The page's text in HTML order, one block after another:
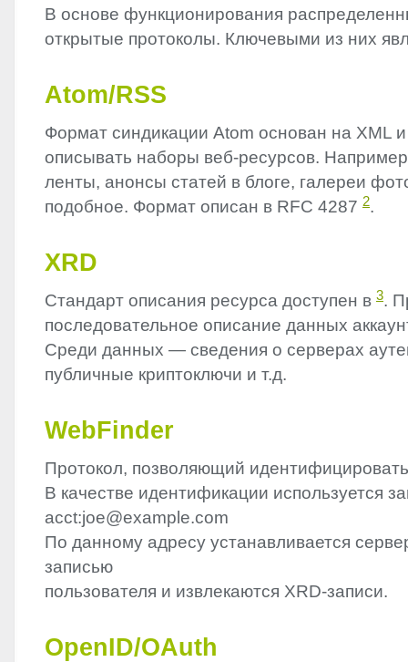
В основе функционирования
открытые протоколы. Ключевыми из них
Atom/RSS
Формат синдикации Atom основан на XML
описывать наборы веб-ресурсов.
ленты, анонсы статей в блоге, галереи
подобное. Формат описан в RFC 4287 2.
XRD
Стандарт описания ресурса доступен в 3.
последовательное описание данных
Среди данных — сведения о серверах
публичные криптоключи и т.д.
WebFinder
Протокол, позволяющий
В качестве идентификации используется
acct:joe@example.com
По данному адресу устанавливается
записью
пользователя и извлекаются XRD-записи.
OpenID/OAuth